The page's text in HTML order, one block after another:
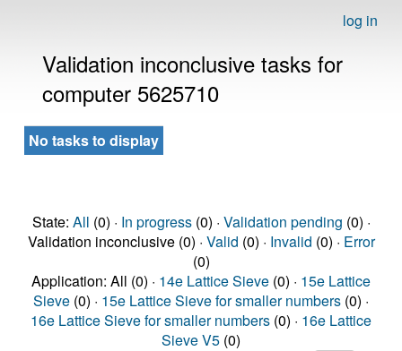
log in
Validation inconclusive tasks for
computer 5625710
No tasks to display
State: All (0) · In progress(0) · Validation pending (0) ·
Validation inconclusive (0) · Valid (0) · Invalid (0) · Error
(0)
Application: All (0) · 14e Lattice Sieve (0) · 15e Lattice
Sieve (0) · 15e Lattice Sieve for smaller numbers (0) ·
16e Lattice Sieve for smaller numbers (0) · 16e Lattice
Sieve V5 (0)